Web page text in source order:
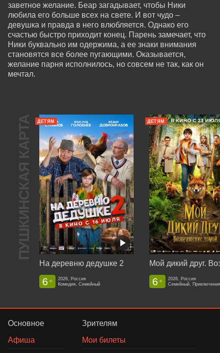
заветное желание. Беар загадывает, чтобы Ники
любила его больше всех на свете. И вот чудо –
девушка и правда в него влюбляется. Однако его
счастью быстро приходит конец. Парень замечает, что
Ники буквально им одержима, а ее знаки внимания
становятся все более пугающими. Оказывается,
желание парня исполнилось, но совсем не так, как он
мечтал.
ПУШКИНСКАЯ КАРТА ДЕТЯМ
На деревню дедушке 2
6 +
2026, Россия
Комедия, Семейный
ДЕТЯМ
6 +
2026, Россия
Семейный,
Основное
Афиша
Зрителям
Мои билеты